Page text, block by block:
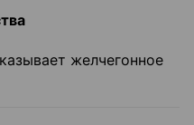
желчегонное